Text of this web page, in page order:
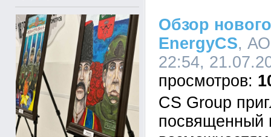
Обзор
EnergyCS,
22:54,
CS Group
посвященный